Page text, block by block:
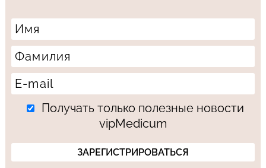
Получать только полезные новости
vipMedicum